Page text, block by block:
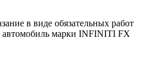
в виде обязательных работ
автомобиль марки INFINITI FX